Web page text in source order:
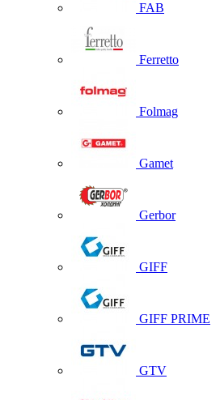
FAB
Ferretto
Folmag
Gamet
Gerbor
GIFF
GIFF PRIME
GTV